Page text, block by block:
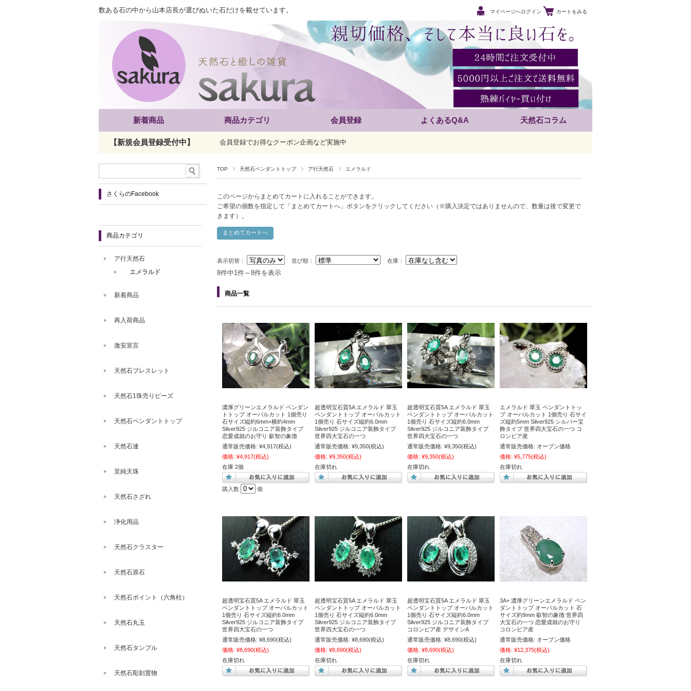
数ある石の中から山本店長が選びぬいた石だけを載せています。 マイページへログイン カートをみる
新着商品 商品カテゴリ 会員登録 よくあるQ&A 天然石コラム
【新規会員登録受付中】 会員登録でお得なクーポン企画など実施中
TOP 天然石ペンダントトップ ア行天然石 エメラルド
このページからまとめてカートに入れることができます。
ご希望の個数を指定して「まとめてカートへ」ボタンをクリックしてください（※購入決定ではありませんので、数量は後で変更で
きます）。
表示切替： 並び順： 在庫：
8件中1件～8件を表示
商品一覧
濃厚グリーンエメラルド ペンダン
トトップ オーバルカット 1個売り
石サイズ縦約6mm×横約4mm
Silver925 ジルコニア装飾タイプ
恋愛成就のお守り 叡智の象徴
通常販売価格: ¥4,917(税込)
価格: ¥4,917(税込)
在庫 2個
購入数 個
超透明宝石質5A エメラルド 翠玉
ペンダントトップ オーバルカット
1個売り 石サイズ縦約6.0mm
Silver925 ジルコニア装飾タイプ
世界四大宝石の一つ
通常販売価格: ¥9,350(税込)
価格: ¥9,350(税込)
在庫切れ
超透明宝石質5A エメラルド 翠玉
ペンダントトップ オーバルカット
1個売り 石サイズ縦約6.0mm
Silver925 ジルコニア装飾タイプ
世界四大宝石の一つ
通常販売価格: ¥9,350(税込)
価格: ¥9,350(税込)
在庫切れ
エメラルド 翠玉 ペンダントトッ
プ オーバルカット 1個売り 石サイ
ズ縦約5mm Silver925 シルバー宝
飾タイプ 世界四大宝石の一つ コ
ロンビア産
通常販売価格: オープン価格
価格: ¥5,775(税込)
在庫切れ
超透明宝石質5A エメラルド 翠玉
ペンダントトップ オーバルカット
1個売り 石サイズ縦約6.0mm
Silver925 ジルコニア装飾タイプ
世界四大宝石の一つ
通常販売価格: ¥8,690(税込)
価格: ¥8,690(税込)
在庫切れ
超透明宝石質5A エメラルド 翠玉
ペンダントトップ オーバルカット
1個売り 石サイズ縦約6.0mm
Silver925 ジルコニア装飾タイプ
世界四大宝石の一つ
通常販売価格: ¥8,690(税込)
価格: ¥8,690(税込)
在庫切れ
超透明宝石質5A エメラルド 翠玉
ペンダントトップ オーバルカット
1個売り 石サイズ縦約6.0mm
Silver925 ジルコニア装飾タイプ
コロンビア産 デザインA
通常販売価格: ¥8,690(税込)
価格: ¥8,690(税込)
在庫切れ
3A+ 濃厚グリーンエメラルド ペン
ダントトップ オーバルカット 石
サイズ約9mm 叡智の象徴 世界四
大宝石の一つ 恋愛成就のお守り
コロンビア産
通常販売価格: オープン価格
価格: ¥12,375(税込)
在庫切れ
さくらのFacebook
商品カテゴリ
ア行天然石
エメラルド
新着商品
再入荷商品
激安宣言
天然石ブレスレット
天然石1珠売りビーズ
天然石ペンダントトップ
天然石連
至純天珠
天然石さざれ
浄化用品
天然石クラスター
天然石原石
天然石ポイント（六角柱）
天然石丸玉
天然石タンブル
天然石彫刻置物